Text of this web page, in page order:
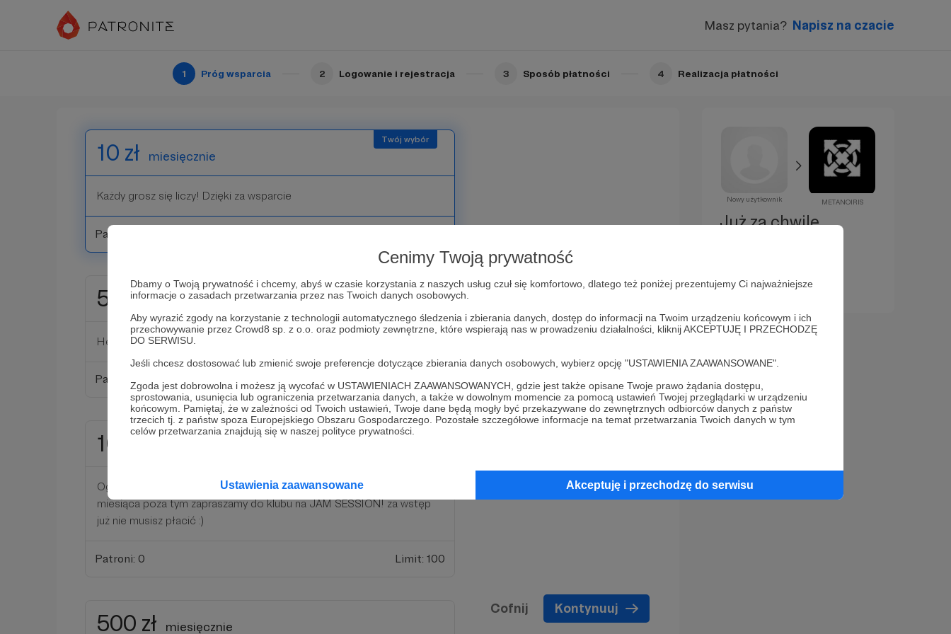
Cenimy Twoją prywatność
Dbamy o Twoją prywatność i chcemy, abyś w czasie korzystania z naszych usług czuł się komfortowo, dlatego też poniżej prezentujemy Ci najważniejsze
informacje o zasadach przetwarzania przez nas Twoich danych osobowych.
Aby wyrazić zgody na korzystanie z technologii automatycznego śledzenia i zbierania danych, dostęp do informacji na Twoim urządzeniu końcowym i ich
przechowywanie przez Crowd8 sp. z o.o. oraz podmioty zewnętrzne, które wspierają nas w prowadzeniu działalności, kliknij AKCEPTUJĘ I PRZECHODZĘ
DO SERWISU.
Jeśli chcesz dostosować lub zmienić swoje preferencje dotyczące zbierania danych osobowych, wybierz opcję "USTAWIENIA ZAAWANSOWANE".
Zgoda jest dobrowolna i możesz ją wycofać w USTAWIENIACH ZAAWANSOWANYCH, gdzie jest także opisane Twoje prawo żądania dostępu,
sprostowania, usunięcia lub ograniczenia przetwarzania danych, a także w dowolnym momencie za pomocą ustawień Twojej przeglądarki w urządzeniu
końcowym. Pamiętaj, że w zależności od Twoich ustawień, Twoje dane będą mogły być przekazywane do zewnętrznych odbiorców danych z państw
trzecich tj. z państw spoza Europejskiego Obszaru Gospodarczego. Pozostałe szczegółowe informacje na temat przetwarzania Twoich danych w tym
celów przetwarzania znajdują się w naszej polityce prywatności.
Ustawienia zaawansowane Akceptuję i przechodzę do serwisu
Masz pytania? Napisz na czacie
1 Próg wsparcia 2 Logowanie i rejestracja 3 Sposób płatności 4 Realizacja płatności
Wybierz próg wsparcia
10 zł miesięcznie
Każdy grosz się liczy! Dzięki za wsparcie
Patroni: 0
50 zł miesięcznie
Hey! Witaj w klubie! 3 friki czekają na odbiór do końca miesiąca ;)
Patroni: 1 Limit: 100
100 zł
Ogromne dzięki za wsparcie! 6 frików czeka na odbiór do końca
miesiąca poza tym zapraszamy do klubu na JAM SESSION! za wstęp
już nie musisz płacić :)
Patroni: 0 Limit: 100
500 zł miesięcznie
Cofnij Kontynuuj
Nowy użytkownik METANOIRIS
Już za chwilę